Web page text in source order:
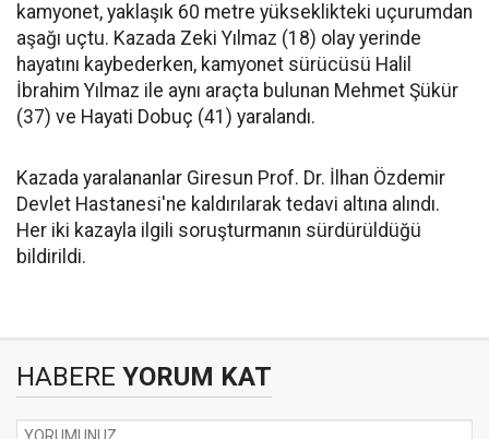
kamyonet, yaklaşık 60 metre yükseklikteki uçurumdan
aşağı uçtu. Kazada Zeki Yılmaz (18) olay yerinde
hayatını kaybederken, kamyonet sürücüsü Halil
İbrahim Yılmaz ile aynı araçta bulunan Mehmet Şükür
(37) ve Hayati Dobuç (41) yaralandı.
Kazada yaralananlar Giresun Prof. Dr. İlhan Özdemir
Devlet Hastanesi'ne kaldırılarak tedavi altına alındı.
Her iki kazayla ilgili soruşturmanın sürdürüldüğü
bildirildi.
HABERE YORUM KAT